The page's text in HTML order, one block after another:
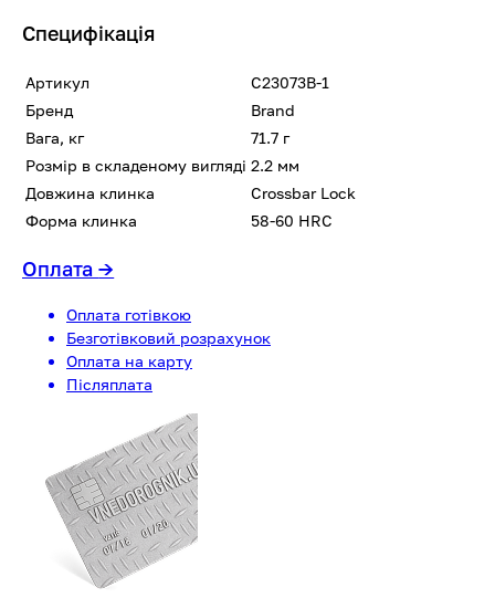
Специфікація
Артикул
C23073B-1
Бренд
Brand
Вага, кг
71.7 г
Розмір в складеному вигляді 2.2 мм
Довжина клинка
Crossbar Lock
Форма клинка
58-60 HRC
Оплата→
Оплата готівкою
Безготівковий розрахунок
Оплата на карту
Післяплата